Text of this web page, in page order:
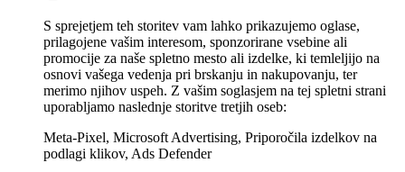
S sprejetjem teh storitev vam lahko prikazujemo oglase,
prilagojene vašim interesom, sponzorirane vsebine ali
promocije za naše spletno mesto ali izdelke, ki temleljijo na
osnovi vašega vedenja pri brskanju in nakupovanju, ter
merimo njihov uspeh. Z vašim soglasjem na tej spletni strani
uporabljamo naslednje storitve tretjih oseb:
Meta-Pixel, Microsoft Advertising, Priporočila izdelkov na
podlagi klikov, Ads Defender